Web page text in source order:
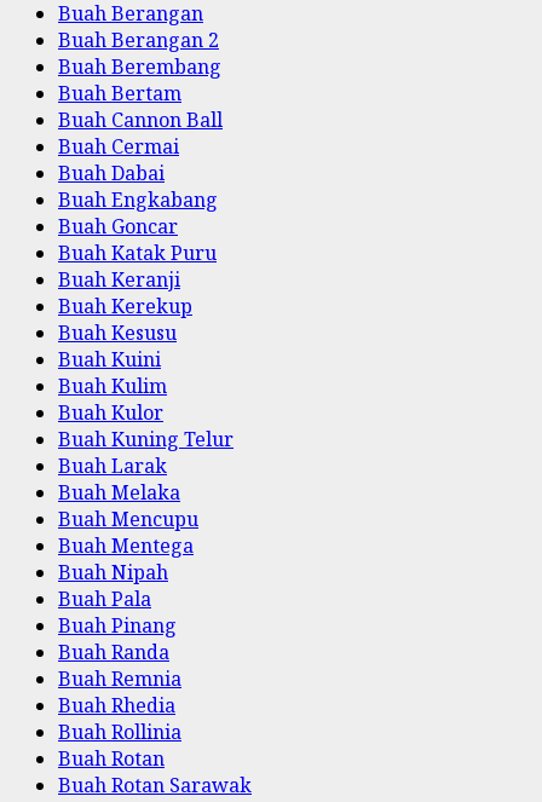
Buah Berangan
Buah Berangan 2
Buah Berembang
Buah Bertam
Buah Cannon Ball
Buah Cermai
Buah Dabai
Buah Engkabang
Buah Goncar
Buah Katak Puru
Buah Keranji
Buah Kerekup
Buah Kesusu
Buah Kuini
Buah Kulim
Buah Kulor
Buah Kuning Telur
Buah Larak
Buah Melaka
Buah Mencupu
Buah Mentega
Buah Nipah
Buah Pala
Buah Pinang
Buah Randa
Buah Remnia
Buah Rhedia
Buah Rollinia
Buah Rotan
Buah Rotan Sarawak